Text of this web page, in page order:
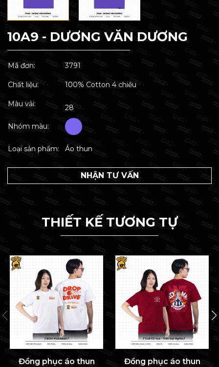
10A9 - DƯƠNG VĂN DƯƠNG
Mã đơn: 3791
Chất liệu: 100% Cotton 4 chiều
Màu vải: 28
Nhóm màu:
Loại sản phẩm: Áo thun
NHẬN TƯ VẤN
THIẾT KẾ TƯƠNG TỰ
Đồng phục áo thun
Đồng phục áo thun